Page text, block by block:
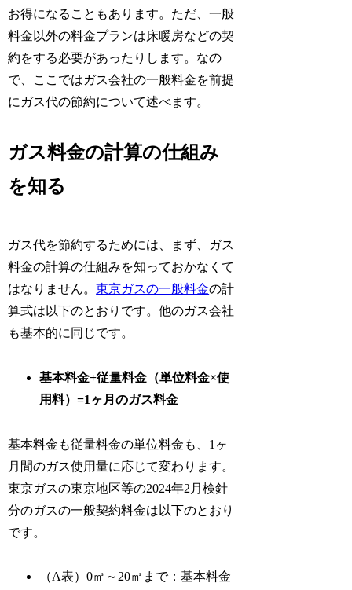
お得になることもあります。ただ、一般
料金以外の料金プランは床暖房などの契
約をする必要があったりします。なの
で、ここではガス会社の一般料金を前提
にガス代の節約について述べます。
ガス料金の計算の仕組み
を知る
ガス代を節約するためには、まず、ガス
料金の計算の仕組みを知っておかなくて
はなりません。東京ガスの一般料金の計
算式は以下のとおりです。他のガス会社
も基本的に同じです。
基本料金+従量料金（単位料金×使
用料）=1ヶ月のガス料金
基本料金も従量料金の単位料金も、1ヶ
月間のガス使用量に応じて変わります。
東京ガスの東京地区等の2024年2月検針
分のガスの一般契約料金は以下のとおり
です。
（A表）0㎥～20㎥まで：基本料金